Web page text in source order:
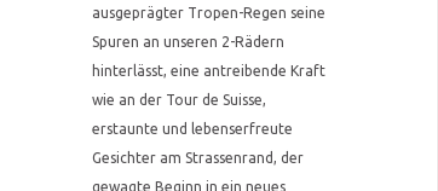
ausgeprägter Tropen-Regen seine
Spuren an unseren 2-Rädern
hinterlässt, eine antreibende Kraft
wie an der Tour de Suisse,
erstaunte und lebenserfreute
Gesichter am Strassenrand, der
gewagte Beginn in ein neues